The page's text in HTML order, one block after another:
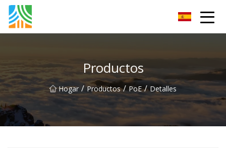
Productos
Hogar / Productos / PoE / Detalles